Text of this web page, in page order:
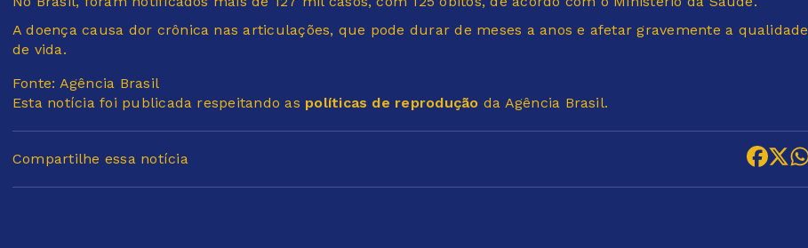
A doença causa dor crônica nas articulações, que pode durar de meses a anos e afetar gravemente a qualidade
de vida.
Fonte: Agência Brasil
Esta notícia foi publicada respeitando as políticas de reprodução da Agência Brasil.
Compartilhe essa notícia